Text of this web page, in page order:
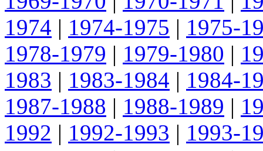
1974 | 1974-1975 | 1975-
1978-1979 | 1979-1980 |
1983 | 1983-1984 | 1984-
1987-1988 | 1988-1989 |
1992 | 1992-1993 | 1993-